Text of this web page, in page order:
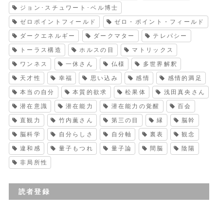
ジョン･スチュワート･ベル博士
ゼロポイントフィールド ゼロ・ポイント・フィールド
ダークエネルギー ダークマター テレパシー
トーラス構造 ホルスの目 マトリックス
ワンネス 一休さん 仏様 多世界解釈
天才性 幸福 思い込み 感情 感情的満足
本当の自分 本質的欲求 松果体 浅田真央さん
潜在意識 潜在能力 潜在能力の覚醒 百会
直観力 竹内薫さん 第三の目 縁 脳幹
脳科学 自分らしさ 自分軸 裏表 観念
違和感 量子もつれ 量子論 間脳 陰陽
非局所性
読者登録